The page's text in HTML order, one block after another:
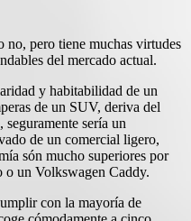
no, pero tiene muchas virtudes
del mercado actual.
y habitabilidad de un
de un SUV, deriva del
sería un
de un comercial ligero,
són mucho superiores por
o un Volkswagen Caddy.
con la mayoría de